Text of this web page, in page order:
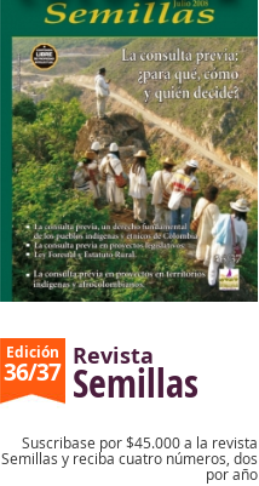
Edición
36/37
Revista
Semillas
Suscribase por $45.000 a la revista
Semillas y reciba cuatro números, dos
por año